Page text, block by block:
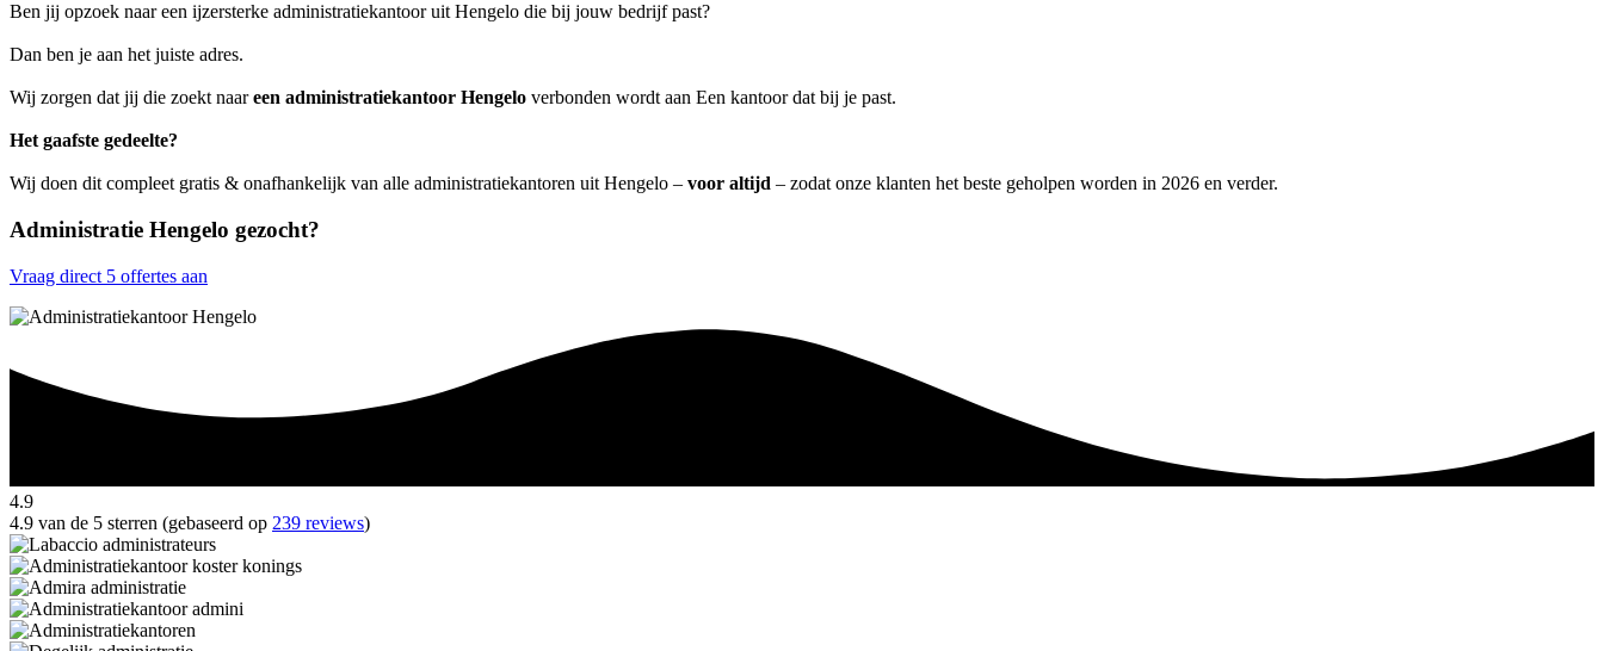
Ben jij opzoek naar een ijzersterke administratiekantoor uit Hengelo die bij jouw bedrijf past?
Dan ben je aan het juiste adres.
Wij zorgen dat jij die zoekt naareen administratiekantoor Hengelo verbonden wordt aan Een kantoor dat bij je past.
Het gaafste gedeelte?
Wij doen dit compleet gratis & onafhankelijk van alle administratiekantoren uit Hengelo – voor altijd – zodat onze klanten het beste geholpen worden in 2026 en verder.
Administratie Hengelo gezocht?
Vraag direct 5 offertes aan
4.9
4.9 van de 5 sterren (gebaseerd op 239 reviews)